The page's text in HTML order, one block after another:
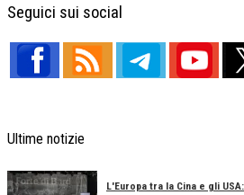
Seguici sui social
Ultime notizie
L'Europa tra la Cina e gli